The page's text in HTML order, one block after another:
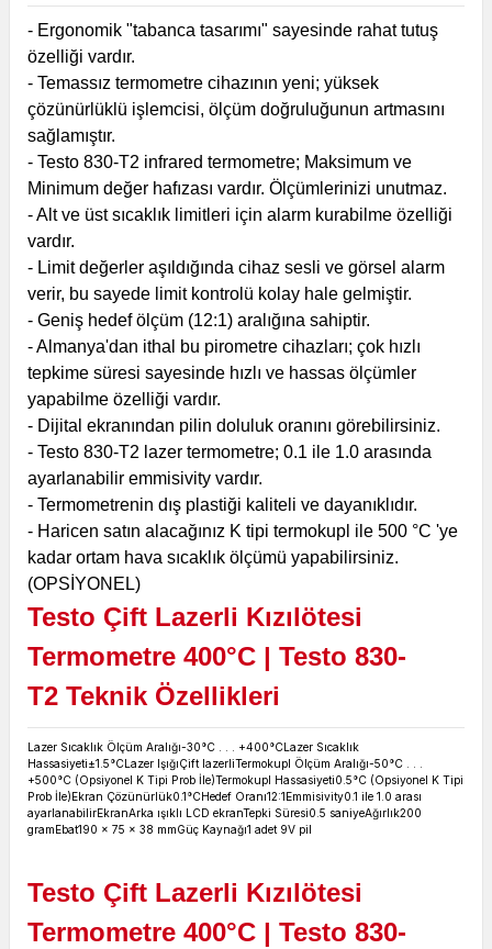
- Ergonomik "tabanca tasarımı" sayesinde rahat tutuş
özelliği vardır.
- Temassız termometre cihazının yeni; yüksek
çözünürlüklü işlemcisi, ölçüm doğruluğunun artmasını
sağlamıştır.
- Testo 830-T2 infrared termometre; Maksimum ve
Minimum değer hafızası vardır. Ölçümlerinizi unutmaz.
- Alt ve üst sıcaklık limitleri için alarm kurabilme özelliği
vardır.
- Limit değerler aşıldığında cihaz sesli ve görsel alarm
verir, bu sayede limit kontrolü kolay hale gelmiştir.
- Geniş hedef ölçüm (12:1) aralığına sahiptir.
- Almanya'dan ithal bu pirometre cihazları; çok hızlı
tepkime süresi sayesinde hızlı ve hassas ölçümler
yapabilme özelliği vardır.
- Dijital ekranından pilin doluluk oranını görebilirsiniz.
- Testo 830-T2 lazer termometre; 0.1 ile 1.0 arasında
ayarlanabilir emmisivity vardır.
- Termometrenin dış plastiği kaliteli ve dayanıklıdır.
- Haricen satın alacağınız K tipi termokupl ile 500 °C 'ye
kadar ortam hava sıcaklık ölçümü yapabilirsiniz.
(OPSİYONEL)
Testo Çift Lazerli Kızılötesi
Termometre 400°C | Testo 830-
T2 Teknik Özellikleri
Lazer Sıcaklık Ölçüm Aralığı-30°C . . . +400°C Lazer Sıcaklık
Hassasiyeti±1.5°C Lazer IşığıÇift lazerliTermokupl Ölçüm Aralığı-50°C . . .
+500°C (Opsiyonel K Tipi Prob İle)Termokupl Hassasiyeti0.5°C (Opsiyonel K Tipi
Prob İle) Ekran Çözünürlük0.1°CHedef Oranı12:1 Emmisivity0.1 ile 1.0 arası
ayarlanabilirEkranArka ışıklı LCD ekranTepki Süresi0.5 saniyeAğırlık200
gram Ebat190 x 75 x 38 mmGüç Kaynağı1 adet 9V pil
Testo Çift Lazerli Kızılötesi
Termometre 400°C | Testo 830-